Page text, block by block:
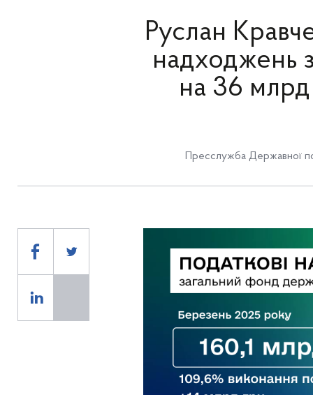
Руслан
надходжень
на 36 млрд
Пресслужба Державної